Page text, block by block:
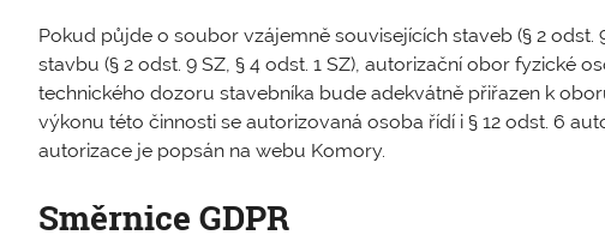
Pokud půjde o soubor vzájemně souvisejících staveb (§ 2 odst.
stavbu (§ 2 odst. 9 SZ, § 4 odst. 1 SZ), autorizační obor fyzické
technického dozoru stavebníka bude adekvátně přiřazen k
výkonu této činnosti se autorizovaná osoba řídí i § 12 odst. 6
autorizace je popsán na webu Komory.
Směrnice GDPR